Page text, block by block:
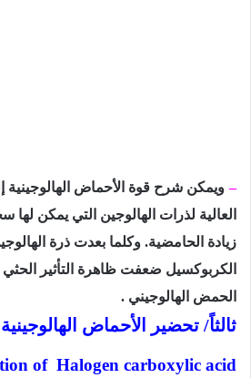
– ويمكن شرح قوة الأحماض الهالوجينية
العالية لذرات الهالوجين التي يمكن لها
زيادة الحامضية. وكلما بعدت ذرة
الكربوكسيل ضعفت ظاهرة التأثير
الحمض الهالوجيني .
ثالثاً/ تحضير الأحماض الهالوجينية
of Halogen carboxylic acid